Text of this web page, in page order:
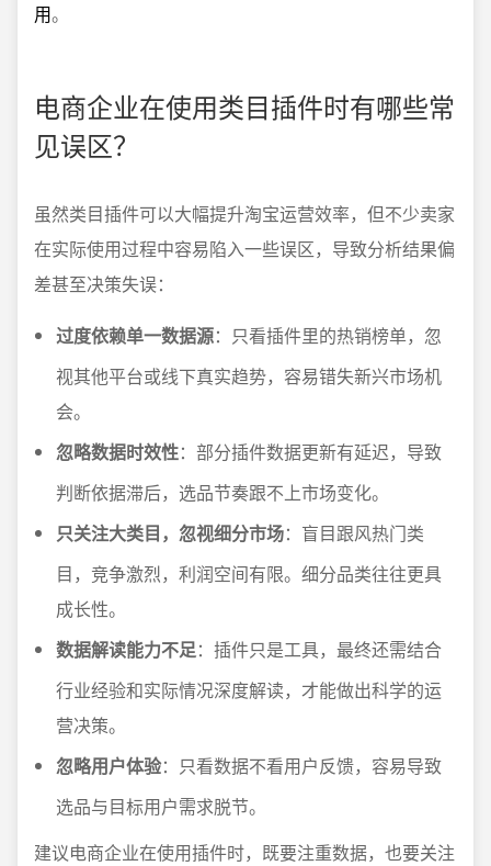
用。
电商企业在使用类目插件时有哪些常
见误区？
虽然类目插件可以大幅提升淘宝运营效率，但不少卖家
在实际使用过程中容易陷入一些误区，导致分析结果偏
差甚至决策失误：
过度依赖单一数据源：只看插件里的热销榜单，忽
视其他平台或线下真实趋势，容易错失新兴市场机
会。
忽略数据时效性：部分插件数据更新有延迟，导致
判断依据滞后，选品节奏跟不上市场变化。
只关注大类目，忽视细分市场：盲目跟风热门类
目，竞争激烈，利润空间有限。细分品类往往更具
成长性。
数据解读能力不足：插件只是工具，最终还需结合
行业经验和实际情况深度解读，才能做出科学的运
营决策。
忽略用户体验：只看数据不看用户反馈，容易导致
选品与目标用户需求脱节。
建议电商企业在使用插件时，既要注重数据，也要关注